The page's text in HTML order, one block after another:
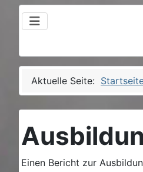
Aktuelle Seite:
Einen Bericht zur